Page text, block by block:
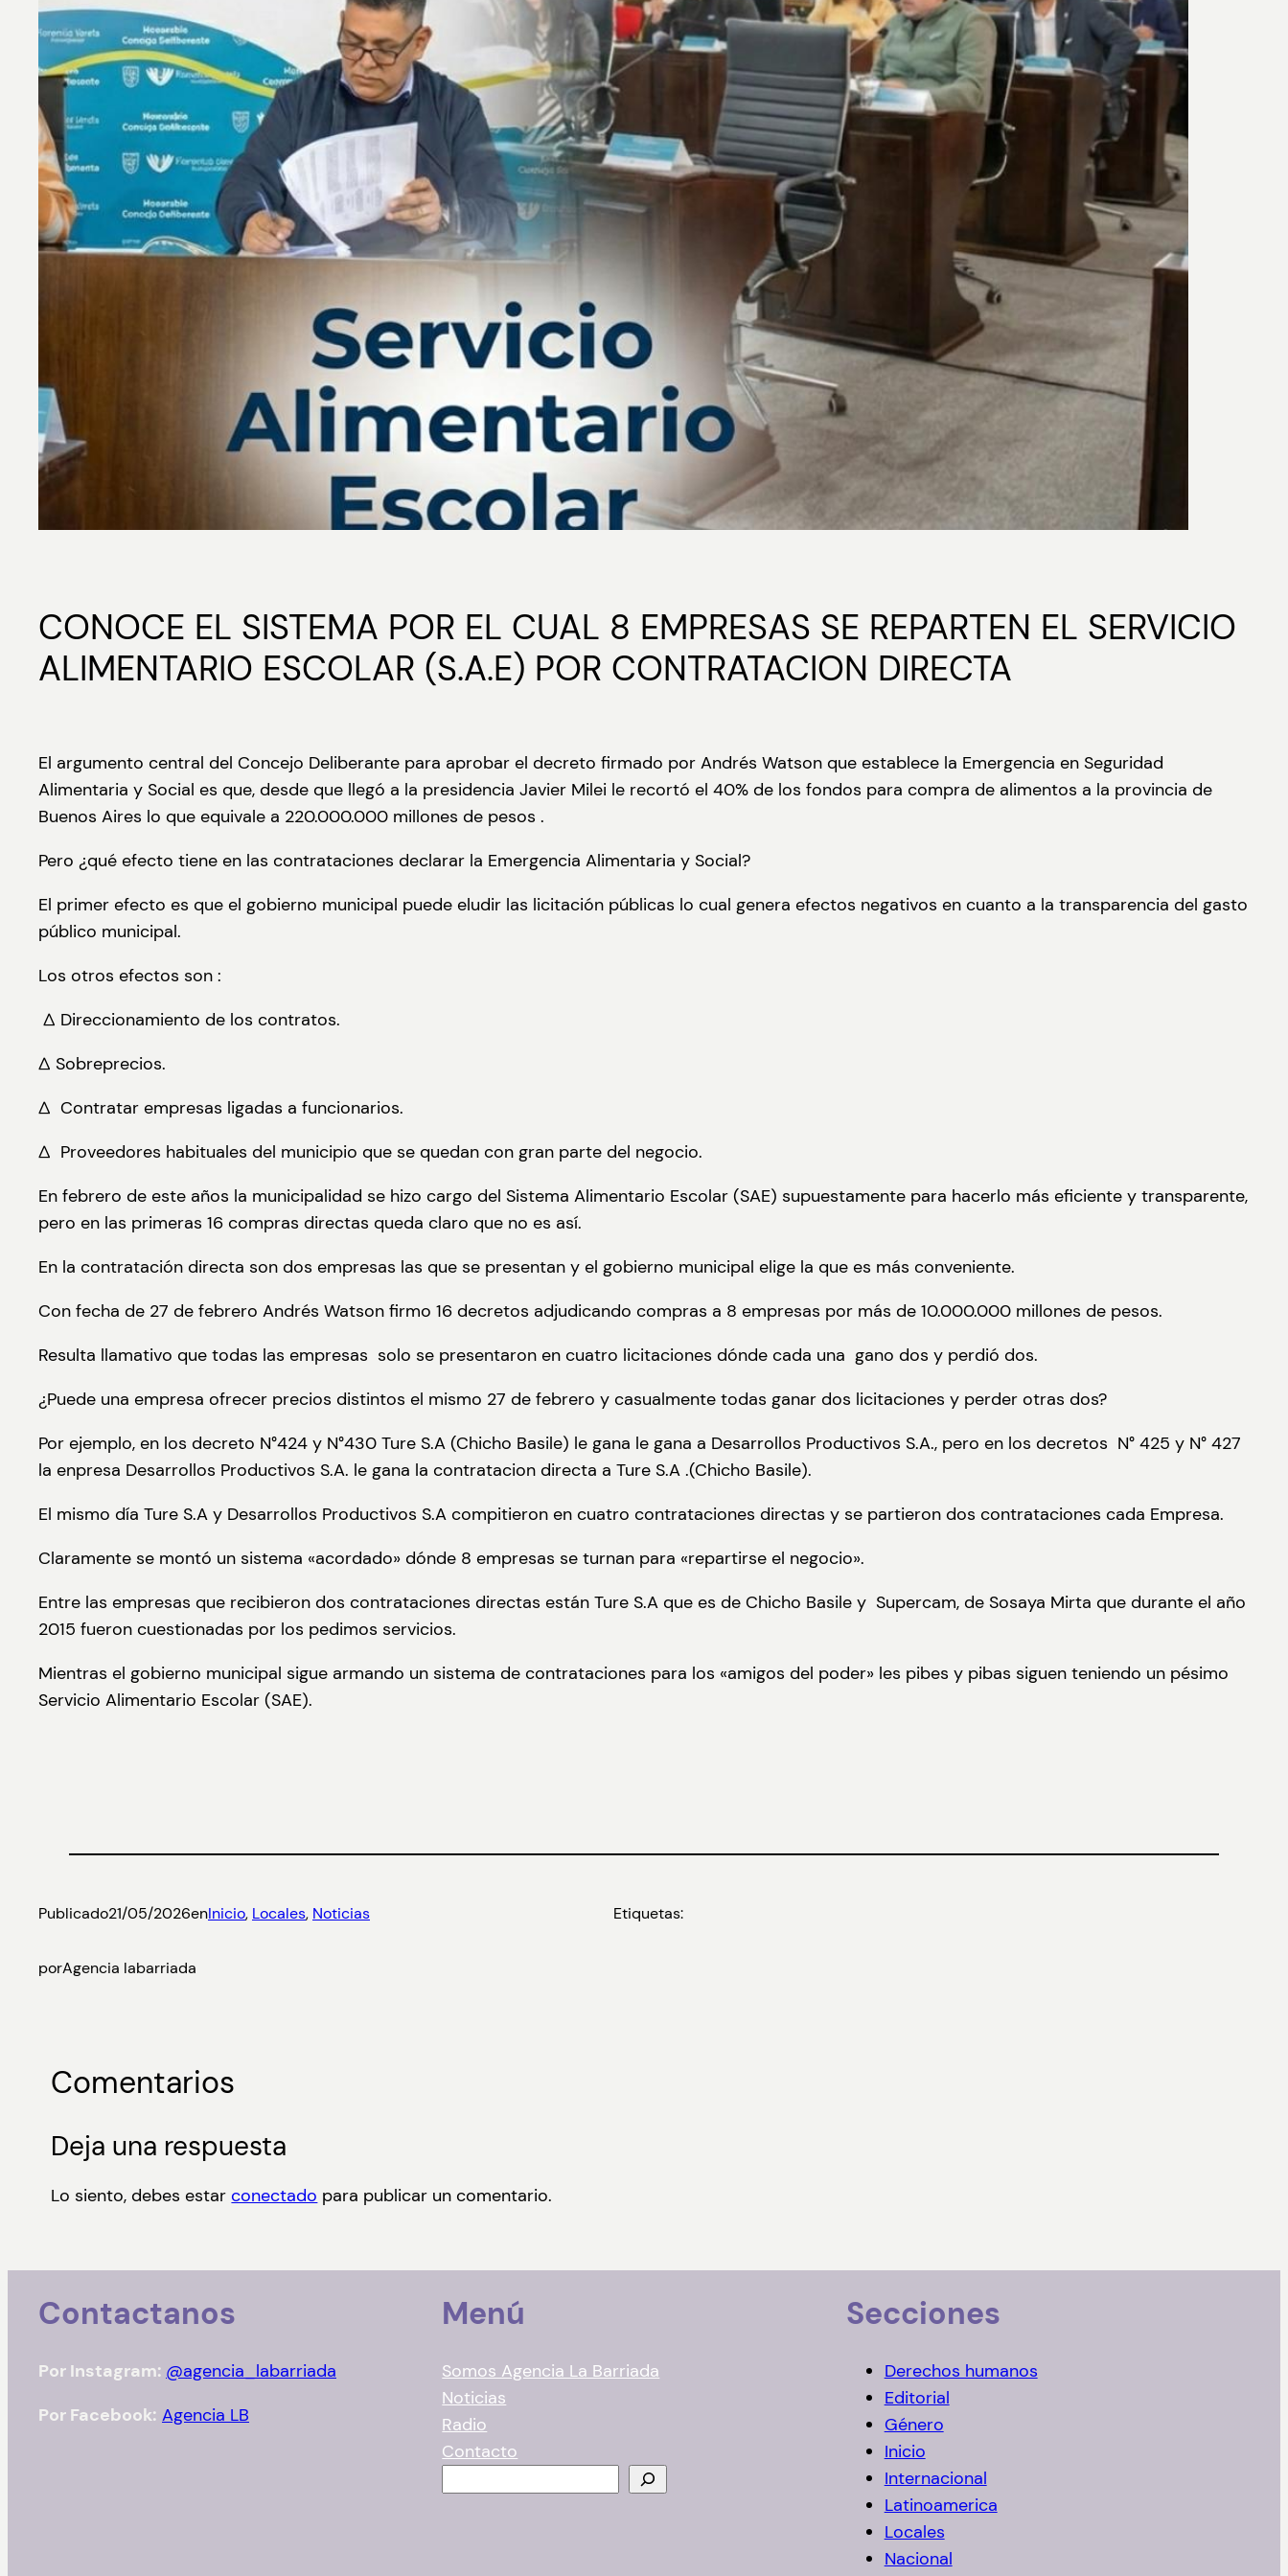
CONOCE EL SISTEMA POR EL CUAL 8 EMPRESAS SE REPARTEN EL SERVICIO
ALIMENTARIO ESCOLAR (S.A.E) POR CONTRATACION DIRECTA
El argumento central del Concejo Deliberante para aprobar el decreto firmado por Andrés Watson que establece la Emergencia en Seguridad
Alimentaria y Social es que, desde que llegó a la presidencia Javier Milei le recortó el 40% de los fondos para compra de alimentos a la provincia de
Buenos Aires lo que equivale a 220.000.000 millones de pesos .
Pero ¿qué efecto tiene en las contrataciones declarar la Emergencia Alimentaria y Social?
El primer efecto es que el gobierno municipal puede eludir las licitación públicas lo cual genera efectos negativos en cuanto a la transparencia del gasto
público municipal.
Los otros efectos son :
∆ Direccionamiento de los contratos.
∆ Sobreprecios.
∆ Contratar empresas ligadas a funcionarios.
∆ Proveedores habituales del municipio que se quedan con gran parte del negocio.
En febrero de este años la municipalidad se hizo cargo del Sistema Alimentario Escolar (SAE) supuestamente para hacerlo más eficiente y transparente,
pero en las primeras 16 compras directas queda claro que no es así.
En la contratación directa son dos empresas las que se presentan y el gobierno municipal elige la que es más conveniente.
Con fecha de 27 de febrero Andrés Watson firmo 16 decretos adjudicando compras a 8 empresas por más de 10.000.000 millones de pesos.
Resulta llamativo que todas las empresas solo se presentaron en cuatro licitaciones dónde cada una gano dos y perdió dos.
¿Puede una empresa ofrecer precios distintos el mismo 27 de febrero y casualmente todas ganar dos licitaciones y perder otras dos?
Por ejemplo, en los decreto N°424 y N°430 Ture S.A (Chicho Basile) le gana le gana a Desarrollos Productivos S.A., pero en los decretos N° 425 y N° 427
la enpresa Desarrollos Productivos S.A. le gana la contratacion directa a Ture S.A .(Chicho Basile).
El mismo día Ture S.A y Desarrollos Productivos S.A compitieron en cuatro contrataciones directas y se partieron dos contrataciones cada Empresa.
Claramente se montó un sistema «acordado» dónde 8 empresas se turnan para «repartirse el negocio».
Entre las empresas que recibieron dos contrataciones directas están Ture S.A que es de Chicho Basile y Supercam, de Sosaya Mirta que durante el año
2015 fueron cuestionadas por los pedimos servicios.
Mientras el gobierno municipal sigue armando un sistema de contrataciones para los «amigos del poder» les pibes y pibas siguen teniendo un pésimo
Servicio Alimentario Escolar (SAE).
Publicado21/05/2026enInicio, Locales, Noticias
porAgencia labarriada
Etiquetas:
Comentarios
Deja una respuesta
Lo siento, debes estarconectado para publicar un comentario.
Contactanos
Por Instagram: @agencia_labarriada
Por Facebook: Agencia LB
Menú
Somos Agencia La Barriada
Noticias
Radio
Contacto
Secciones
Derechos humanos
Editorial
Género
Inicio
Internacional
Latinoamerica
Locales
Nacional